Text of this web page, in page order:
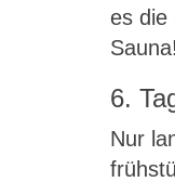
es die
Sauna!
6.
Nur